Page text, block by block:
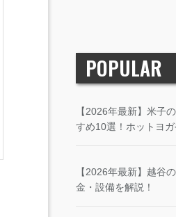
POPULAR
【2026年最新】米子
すめ10選！ホットヨガ
【2026年最新】越谷
金・設備を解説！